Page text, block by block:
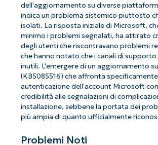
dell'aggiornamento su diverse
indica un problema sistemico piuttosto
isolati. La risposta iniziale di Microsoft,
minimo i problemi segnalati, ha attirato
degli utenti che riscontravano problemi
che hanno notato che i canali di supporto
inutili. L'emergere di un aggiornamento
(KB5085516) che affronta
autenticazione dell'account Microsoft
credibilità alle segnalazioni di
installazione, sebbene la portata dei
più ampia di quanto ufficialmente
Problemi Noti